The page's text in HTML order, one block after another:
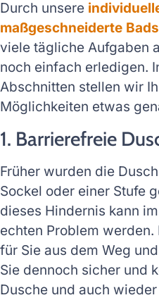
Durch unsere
maßgeschneiderte
viele tägliche Aufgaben
noch einfach erledigen.
Abschnitten stellen wir
Möglichkeiten etwas
1. Barrierefreie
Früher wurden die
Sockel oder einer Stufe
dieses Hindernis kann
echten Problem
für Sie aus dem Weg
Sie dennoch sicher und
Dusche und auch